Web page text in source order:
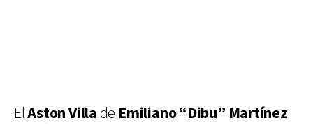
ElAston Villa de Emiliano “Dibu” Martínez